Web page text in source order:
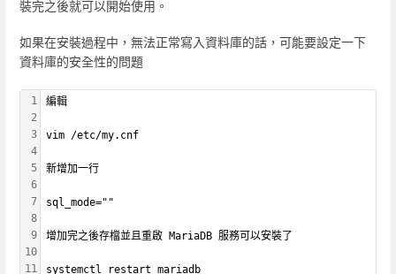
裝完之後就可以開始使用。
如果在安裝過程中，無法正常寫入資料庫的話，可能要設定一下
資料庫的安全性的問題
1
2
3
4
5
6
7
8
9
10
11
編輯
vim /etc/my.cnf
新增加一行
sql_mode=""
增加完之後存檔並且重啟 MariaDB 服務可以安裝了
systemctl restart mariadb